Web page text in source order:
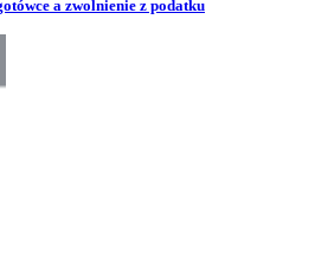
a zwolnienie z podatku